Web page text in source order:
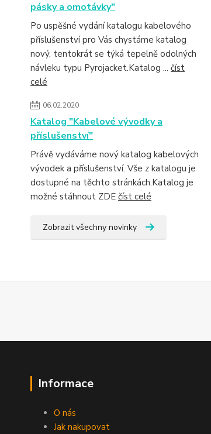
pásky a omotávky"
Po uspěšné vydání katalogu kabelového
příslušenství pro Vás chystáme katalog
nový, tentokrát se týká tepelně odolných
návleku typu Pyrojacket.Katalog ... číst
celé
06.02.2020
Katalog "Kabelové vývodky a
příslušenství"
Právě vydáváme nový katalog kabelových
vývodek a příslušenství. Vše z katalogu je
dostupné na těchto stránkách.Katalog je
možné stáhnout ZDE číst celé
Zobrazit všechny novinky
Informace
O nás
Jak nakupovat